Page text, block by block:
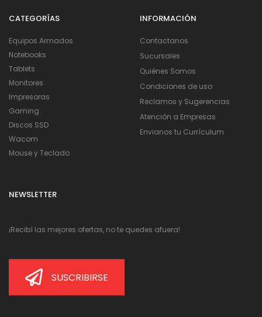
CATEGORÍAS
Equipos Armados
Notebooks
Tablets
Monitores
Impresoras
Gaming
Discos SSD
Wacom
Mouse y Teclado
INFORMACIÓN
Contactanos
Sucursales
Quiénes Somos
Condiciones de uso
Reclamos y Sugerencias
Atención a Empresas
Envianos tu Currículum
NEWSLETTER
¡Recibí las mejores ofertas, no te quedes afuera!
SUSCRIBIRSE